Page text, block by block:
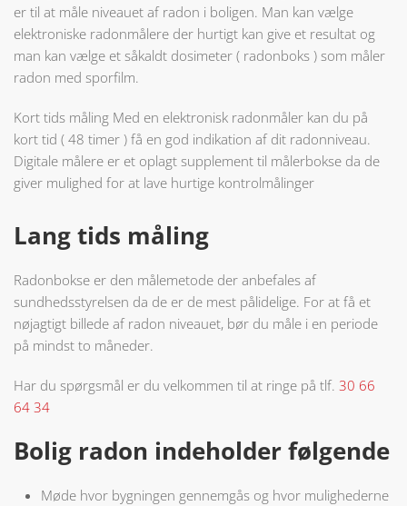
er til at måle niveauet af radon i boligen. Man kan vælge
elektroniske radonmålere der hurtigt kan give et resultat og
man kan vælge et såkaldt dosimeter ( radonboks ) som måler
radon med sporfilm.
Kort tids måling Med en elektronisk radonmåler kan du på
kort tid ( 48 timer ) få en god indikation af dit radonniveau.
Digitale målere er et oplagt supplement til målerbokse da de
giver mulighed for at lave hurtige kontrolmålinger
Lang tids måling
Radonbokse er den målemetode der anbefales af
sundhedsstyrelsen da de er de mest pålidelige. For at få et
nøjagtigt billede af radon niveauet, bør du måle i en periode
på mindst to måneder.
Har du spørgsmål er du velkommen til at ringe på tlf. 30 66
64 34
Bolig radon indeholder følgende
Møde hvor bygningen gennemgås og hvor mulighederne